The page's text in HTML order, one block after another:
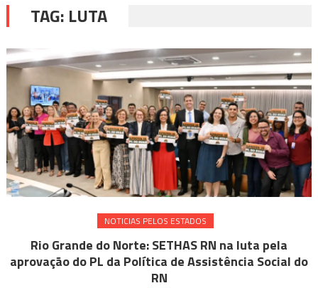
TAG: LUTA
NOTICIAS PELOS ESTADOS
Rio Grande do Norte: SETHAS RN na luta pela
aprovação do PL da Política de Assistência Social do
RN